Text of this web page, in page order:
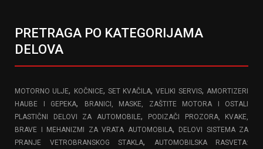
PRETRAGA PO KATEGORIJAMA
DELOVA
MOTORNO ULJE, KOČNICE, SET KVAČILA,VELIKI SERVIS,AMORTIZERI
HAUBE I GEPEKA,
BRANICI, MASKE, ZAŠTITE MOTORA I OSTALI
PLASTIČNI DELOVI ZA AUTOMOBILE,
PODIZAČI PROZORA, KVAKE,
BRAVE I MEHANIZMI ZA VRATA AUTOMOBILA,
DELOVI SISTEMA ZA
PRANJE VETROBRANSKOG STAKLA,
AUTOMOBILSKA RASVETA: